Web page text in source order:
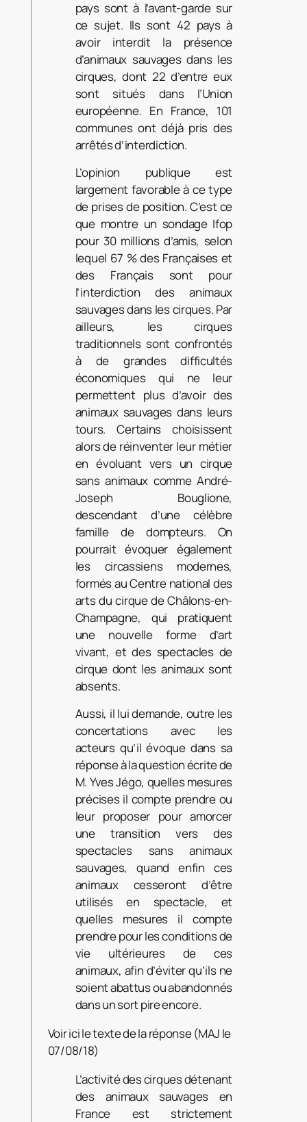
pays sont à l’avant-garde sur
ce sujet. Ils sont 42 pays à
avoir interdit la présence
d’animaux sauvages dans les
cirques, dont 22 d’entre eux
sont situés dans l’Union
européenne. En France, 101
communes ont déjà pris des
arrêtés d’interdiction.
L’opinion publique est
largement favorable à ce type
de prises de position. C’est ce
que montre un sondage Ifop
pour 30 millions d’amis, selon
lequel 67 % des Françaises et
des Français sont pour
l’interdiction des animaux
sauvages dans les cirques. Par
ailleurs, les cirques
traditionnels sont confrontés
à de grandes difficultés
économiques qui ne leur
permettent plus d’avoir des
animaux sauvages dans leurs
tours. Certains choisissent
alors de réinventer leur métier
en évoluant vers un cirque
sans animaux comme André-
Joseph Bouglione,
descendant d’une célèbre
famille de dompteurs. On
pourrait évoquer également
les circassiens modernes,
formés au Centre national des
arts du cirque de Châlons-en-
Champagne, qui pratiquent
une nouvelle forme d’art
vivant, et des spectacles de
cirque dont les animaux sont
absents.
Aussi, il lui demande, outre les
concertations avec les
acteurs qu’il évoque dans sa
réponse à la question écrite de
M. Yves Jégo, quelles mesures
précises il compte prendre ou
leur proposer pour amorcer
une transition vers des
spectacles sans animaux
sauvages, quand enfin ces
animaux cesseront d’être
utilisés en spectacle, et
quelles mesures il compte
prendre pour les conditions de
vie ultérieures de ces
animaux, afin d’éviter qu’ils ne
soient abattus ou abandonnés
dans un sort pire encore.
Voir ici le texte de la réponse (MAJ le
07/08/18)
L’activité des cirques détenant
des animaux sauvages en
France est strictement